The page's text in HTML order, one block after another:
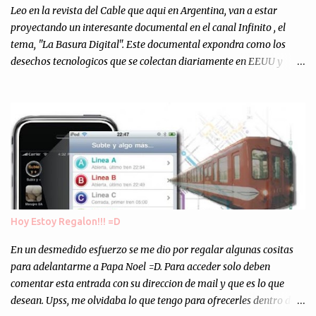
escuchándonos y viendo como grabamos el semanario es, para mi
personalmente, un éxito y un logro sin precedentes. Sinceram...
Leo en la revista del Cable que aqui en Argentina, van a estar
proyectando un interesante documental en el canal Infinito , el
tema, "La Basura Digital". Este documental expondra como los
desechos tecnologicos que se colectan diariamente en EEUU y
Asi, todos los residuos sonincinerados produciendo lo que los
ambientalistas llaman "La Pesadilla de la Edad Cibernetica". La
transmision es el Domingo 2 de diciembre a las 21:00 hs. Me
parecio muy interesante, no creo que lo pueda ver por la hora, asi
que los comentarios los dejo en sus manos...
Hoy Estoy Regalon!!! =D
En un desmedido esfuerzo se me dio por regalar algunas cositas
para adelantarme a Papa Noel =D. Para acceder solo deben
comentar esta entrada con su direccion de mail y que es lo que
desean. Upss, me olvidaba lo que tengo para ofrecerles dentro de